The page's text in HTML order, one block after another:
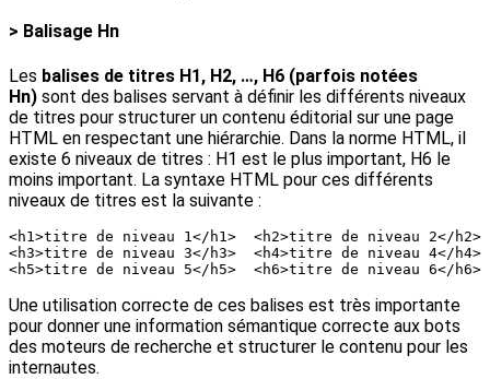
> Balisage Hn
Les balises de titres H1, H2, …, H6 (parfois notées
Hn) sont des balises servant à définir les différents niveaux
de titres pour structurer un contenu éditorial sur une page
HTML en respectant une hiérarchie. Dans la norme HTML, il
existe 6 niveaux de titres : H1 est le plus important, H6 le
moins important. La syntaxe HTML pour ces différents
niveaux de titres est la suivante :
<h1>titre de niveau 1</h1>  <h2>titre de niveau 2</h2>
<h3>titre de niveau 3</h3>  <h4>titre de niveau 4</h4>
<h5>titre de niveau 5</h5>  <h6>titre de niveau 6</h6>
Une utilisation correcte de ces balises est très importante
pour donner une information sémantique correcte aux bots
des moteurs de recherche et structurer le contenu pour les
internautes.